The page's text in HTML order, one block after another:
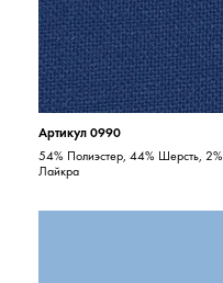
Артикул 0990
54% Полиэстер, 44% Шерсть, 2%
Лайкра